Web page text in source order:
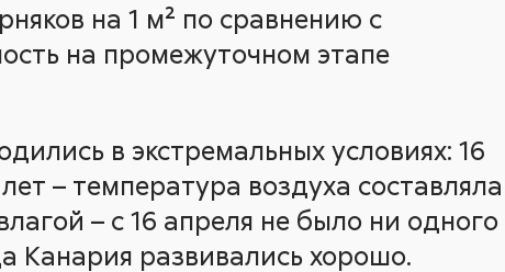
на 1 м² по сравнению с
на промежуточном этапе
в экстремальных условиях: 16
– температура воздуха составляла
– с 16 апреля не было ни одного
Канария развивались хорошо.